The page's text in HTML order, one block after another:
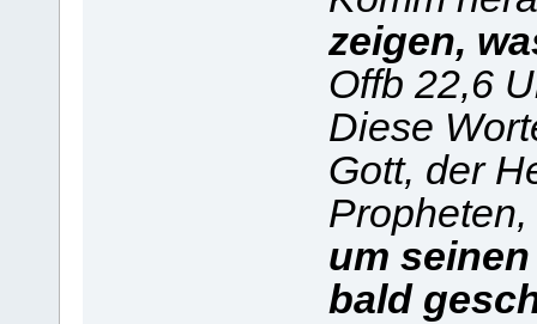
zeigen,
Offb 22,6
Diese
Gott, der
um
bald